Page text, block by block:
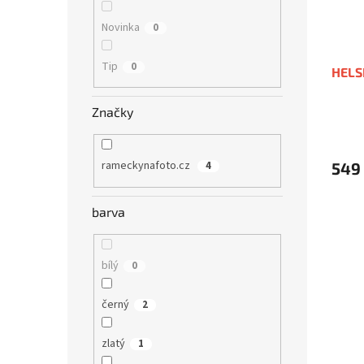
Novinka 0
Tip 0
Značky
rameckynafoto.cz 4
barva
bílý 0
černý 2
zlatý 1
549